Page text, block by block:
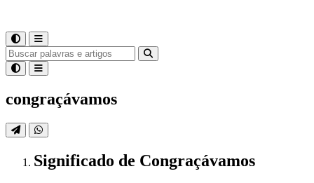
congraçávamos
Significado de Congraçávamos